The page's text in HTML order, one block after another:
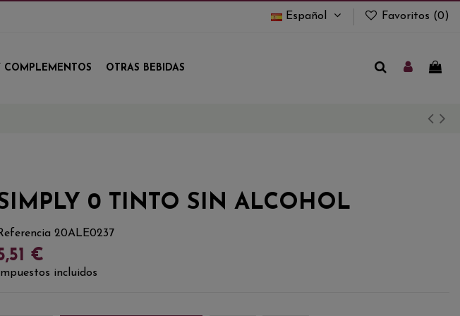
Español Favoritos (0)
COMPLEMENTOS OTRAS BEBIDAS
0 TINTO SIN ALCOHOL
20ALE0237
€
Impuestos incluidos